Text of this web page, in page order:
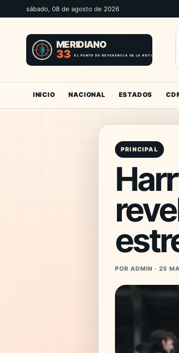
sábado, 08 de agosto de 2026
INICIO NACIONAL ESTADOS
PRINCIPAL
POR ADMIN · 25